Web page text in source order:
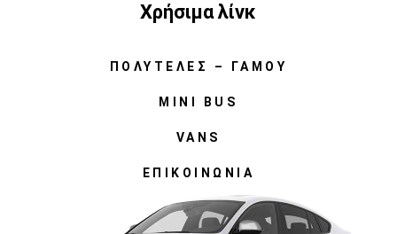
Χρήσιμα λίνκ
ΠΟΛΥΤΕΛΈΣ – ΓΆΜΟΥ
MINI BUS
VANS
ΕΠΙΚΟΙΝΩΝΊΑ